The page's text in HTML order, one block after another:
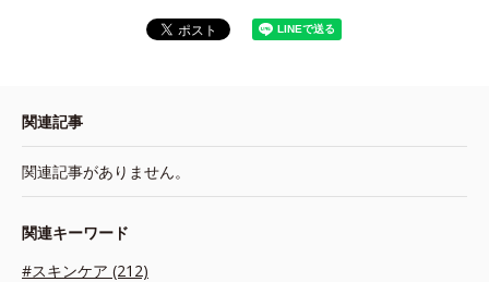
関連記事
関連記事がありません。
関連キーワード
#スキンケア (212)